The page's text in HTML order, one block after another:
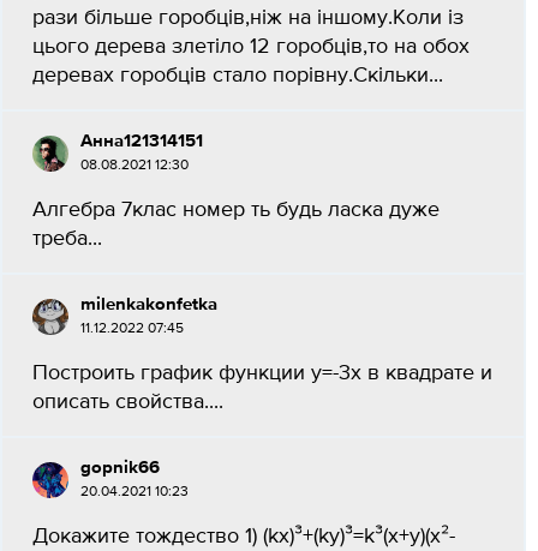
рази більше горобців,ніж на іншому.Коли із
цього дерева злетіло 12 горобців,то на обох
деревах горобців стало порівну.Скільки...
Анна121314151
08.08.2021 12:30
Алгебра 7клас номер ть будь ласка дуже
треба​...
milenkakonfetka
11.12.2022 07:45
Построить график функции у=-3х в квадрате и
описать свойства....
gopnik66
20.04.2021 10:23
Докажите тождество 1) (kx)³+(ky)³=k³(x+y)(x²-